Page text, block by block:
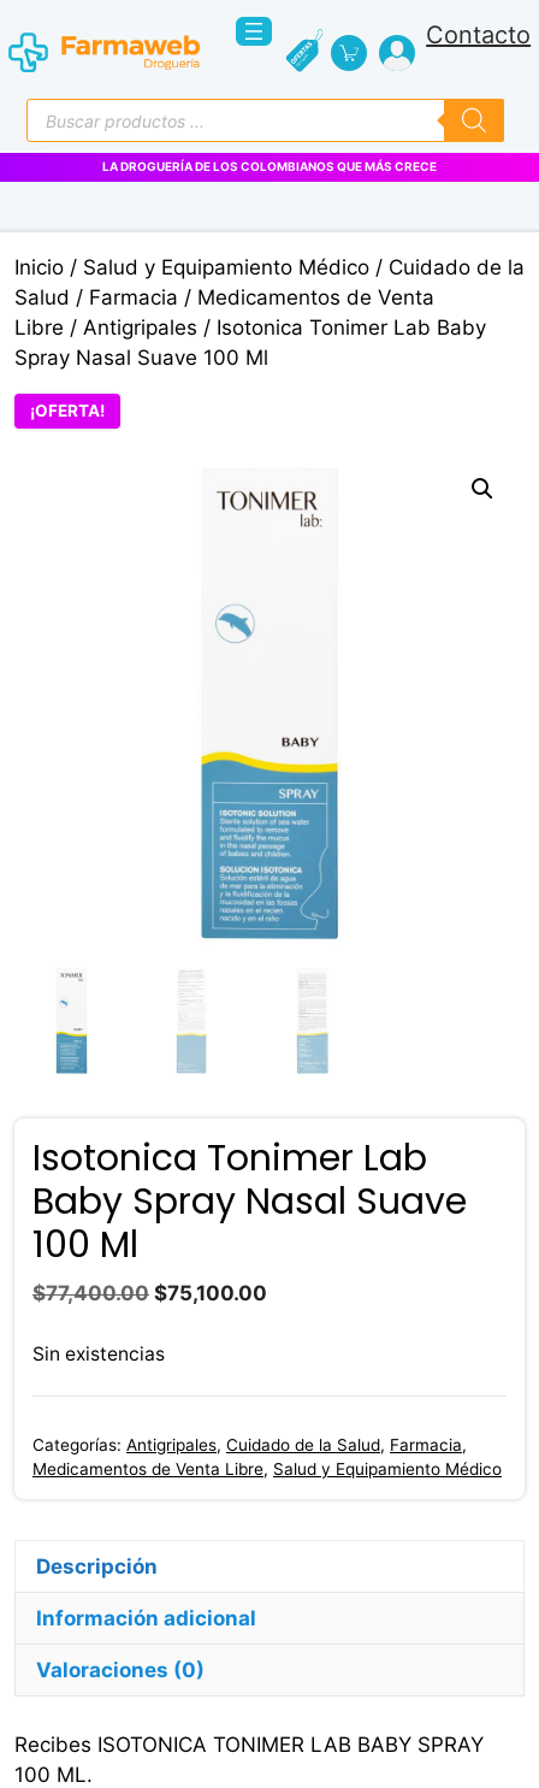
al
contenido
Contacto
Búsqueda
de
productos
LA DROGUERÍA DE LOS COLOMBIANOS QUE MÁS CRECE
Inicio / Salud y Equipamiento Médico / Cuidado de la
Salud / Farmacia / Medicamentos de Venta
Libre / Antigripales / Isotonica Tonimer Lab Baby
Spray Nasal Suave 100 Ml
¡OFERTA!
Isotonica Tonimer Lab
Baby Spray Nasal Suave
100 Ml
$77,400.00 El
original
$75,100.00
Sin existencias
Categorías: Antigripales, Cuidado de la Salud, Farmacia,
Medicamentos de Venta Libre, Salud y Equipamiento Médico
Descripción
Información adicional
Valoraciones (0)
Recibes ISOTONICA TONIMER LAB BABY SPRAY
100 ML.